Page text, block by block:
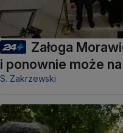
Załoga
i ponownie może
S. Zakrzewski